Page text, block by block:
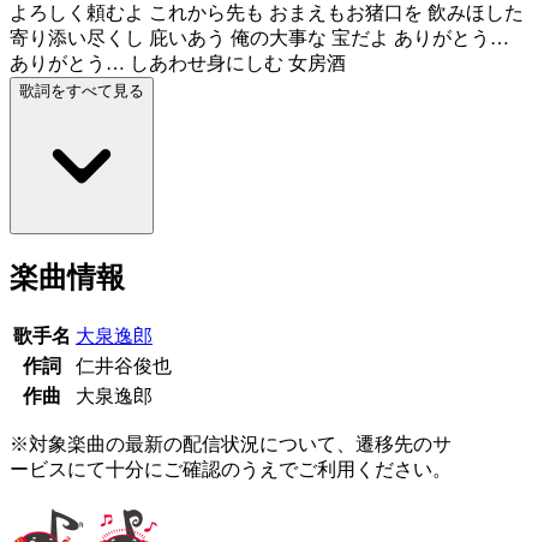
よろしく頼むよ これから先も おまえもお猪口を 飲みほした
寄り添い尽くし 庇いあう 俺の大事な 宝だよ ありがとう…
ありがとう… しあわせ身にしむ 女房酒
歌詞をすべて見る
楽曲情報
歌手名 大泉逸郎
作詞
仁井谷俊也
作曲
大泉逸郎
※対象楽曲の最新の配信状況について、遷移先のサ
ービスにて十分にご確認のうえでご利用ください。